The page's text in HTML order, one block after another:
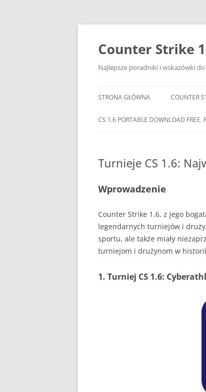
Przejdź
Counter Strike
Najlepsze poradniki i wskazówki
STRONA GŁÓWNA COUNTER
CS 1.6 PORTABLE DOWNLOAD FREE.
Turnieje CS 1.6:
Wprowadzenie
Counter Strike 1.6, z jego
legendarnych turniejów i
sportu, ale także miały
turniejom i drużynom w historii
1. Turniej CS 1.6: